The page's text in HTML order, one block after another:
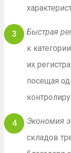
Быстрая
к
их
посещая
Экономия
складов